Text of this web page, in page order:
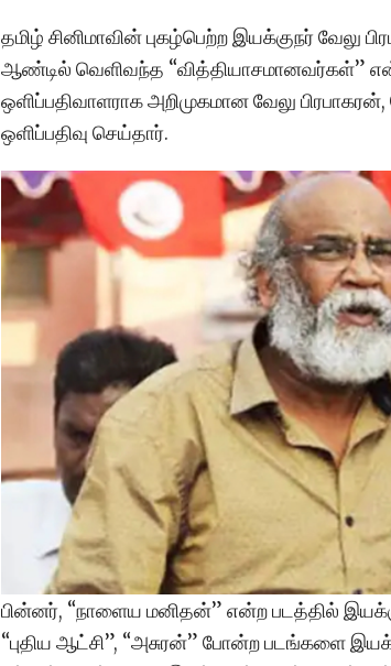
தமிழ் சினிமாவின் புகழ்பெற்ற இயக்குநர் வேலு
ஆண்டில் வெளிவந்த “வித்தியாசமானவர்கள்”
ஒளிப்பதிவாளராக அறிமுகமான வேலு
ஒளிப்பதிவு செய்தார்.
பின்னர், “நாளைய மனிதன்” என்ற படத்தில்
“புதிய ஆட்சி”, “அசுரன்” போன்ற படங்களை